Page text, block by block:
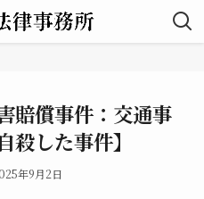
賠償事件：交通事
殺した事件】
年9月2日